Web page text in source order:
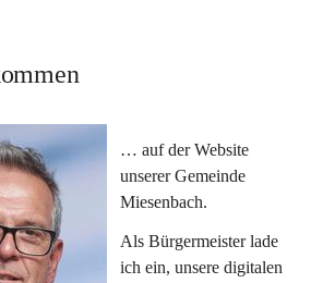
… auf der Website
unserer Gemeinde
Miesenbach.
Als Bürgermeister lade
ich ein, unsere digitalen